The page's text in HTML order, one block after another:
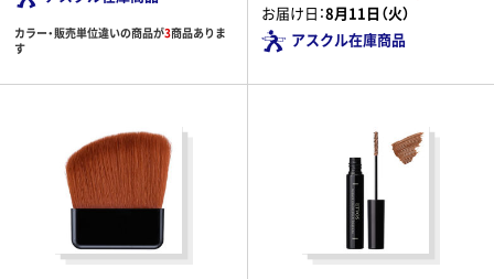
カラー・販売単位違いの商品が3商品ありま
す
お届け日：8月11日（火）
アスクル在庫商品